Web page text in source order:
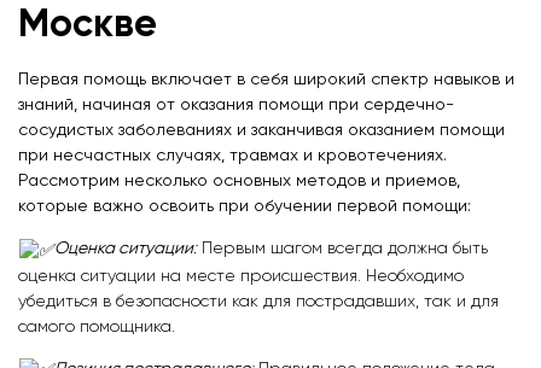
Москве
Первая помощь включает в себя широкий спектр навыков и
знаний, начиная от оказания помощи при сердечно-
сосудистых заболеваниях и заканчивая оказанием помощи
при несчастных случаях, травмах и кровотечениях.
Рассмотрим несколько основных методов и приемов,
которые важно освоить при обучении первой помощи:
Оценка ситуации:Первым шагом всегда должна быть
оценка ситуации на месте происшествия. Необходимо
убедиться в безопасности как для пострадавших, так и для
самого помощника.